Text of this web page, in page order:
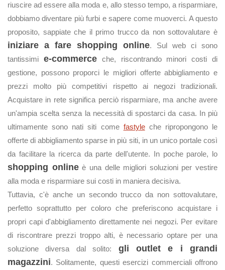
riuscire ad essere alla moda e, allo stesso tempo, a risparmiare,
dobbiamo diventare più furbi e sapere come muoverci. A questo
proposito, sappiate che il primo trucco da non sottovalutare è
iniziare a fare shopping online. Sul web ci sono
tantissimi e-commerceche, riscontrando minori costi di
gestione, possono proporci le migliori offerte abbigliamento e
prezzi molto più competitivi rispetto ai negozi tradizionali.
Acquistare in rete significa perciò risparmiare, ma anche avere
un'ampia scelta senza la necessità di spostarci da casa. In più
ultimamente sono nati siti come fastyleche ripropongono le
offerte di abbigliamento sparse in più siti, in un unico portale così
da facilitare la ricerca da parte dell'utente. In poche parole, lo
shopping onlineè una delle migliori soluzioni per vestire
alla moda e risparmiare sui costi in maniera decisiva.
Tuttavia, c'è anche un secondo trucco da non sottovalutare,
perfetto soprattutto per coloro che preferiscono acquistare i
propri capi d'abbigliamento direttamente nei negozi. Per evitare
di riscontrare prezzi troppo alti, è necessario optare per una
soluzione diversa dal solito: gli outlet e i grandi
magazzini. Solitamente, questi esercizi commerciali offrono